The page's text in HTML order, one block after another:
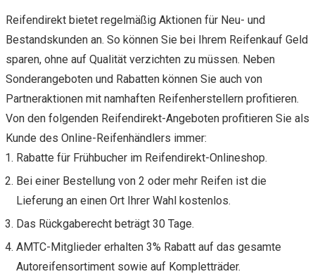
Reifendirekt bietet regelmäßig Aktionen für Neu- und
Bestandskunden an. So können Sie bei Ihrem Reifenkauf Geld
sparen, ohne auf Qualität verzichten zu müssen. Neben
Sonderangeboten und Rabatten können Sie auch von
Partneraktionen mit namhaften Reifenherstellern profitieren.
Von den folgenden Reifendirekt-Angeboten profitieren Sie als
Kunde des Online-Reifenhändlers immer:
Rabatte für Frühbucher im Reifendirekt-Onlineshop.
Bei einer Bestellung von 2 oder mehr Reifen ist die
Lieferung an einen Ort Ihrer Wahl kostenlos.
Das Rückgaberecht beträgt 30 Tage.
AMTC-Mitglieder erhalten 3% Rabatt auf das gesamte
Autoreifensortiment sowie auf Kompletträder.